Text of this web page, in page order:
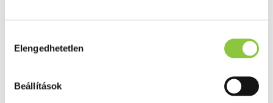
kiválasztása
Elengedhetetlen
Beállítások
Terhességi tesztek
Férfi problémák